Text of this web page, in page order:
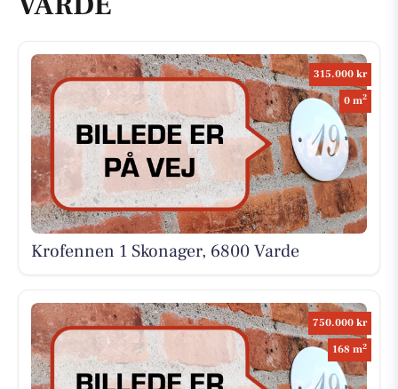
315.000 kr
0 m2
Krofennen 1 Skonager, 6800 Varde
750.000 kr
168 m2